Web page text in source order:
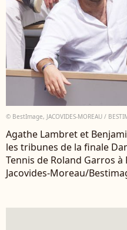
© BestImage, JACOVIDES-MOREAU /
Agathe Lambret et
les tribunes de la finale
Tennis de Roland Garros
Jacovides-Moreau/